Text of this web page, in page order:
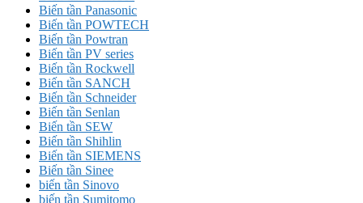
Biến tần Panasonic
Biến tần POWTECH
Biến tần Powtran
Biến tần PV series
Biến tần Rockwell
Biến tần SANCH
Biến tần Schneider
Biến tần Senlan
Biến tần SEW
Biến tần Shihlin
Biến tần SIEMENS
Biến tần Sinee
biến tần Sinovo
biến tần Sumitomo